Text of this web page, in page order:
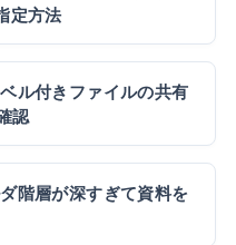
定方法
ル付きファイルの共有
認
階層が深すぎて資料を